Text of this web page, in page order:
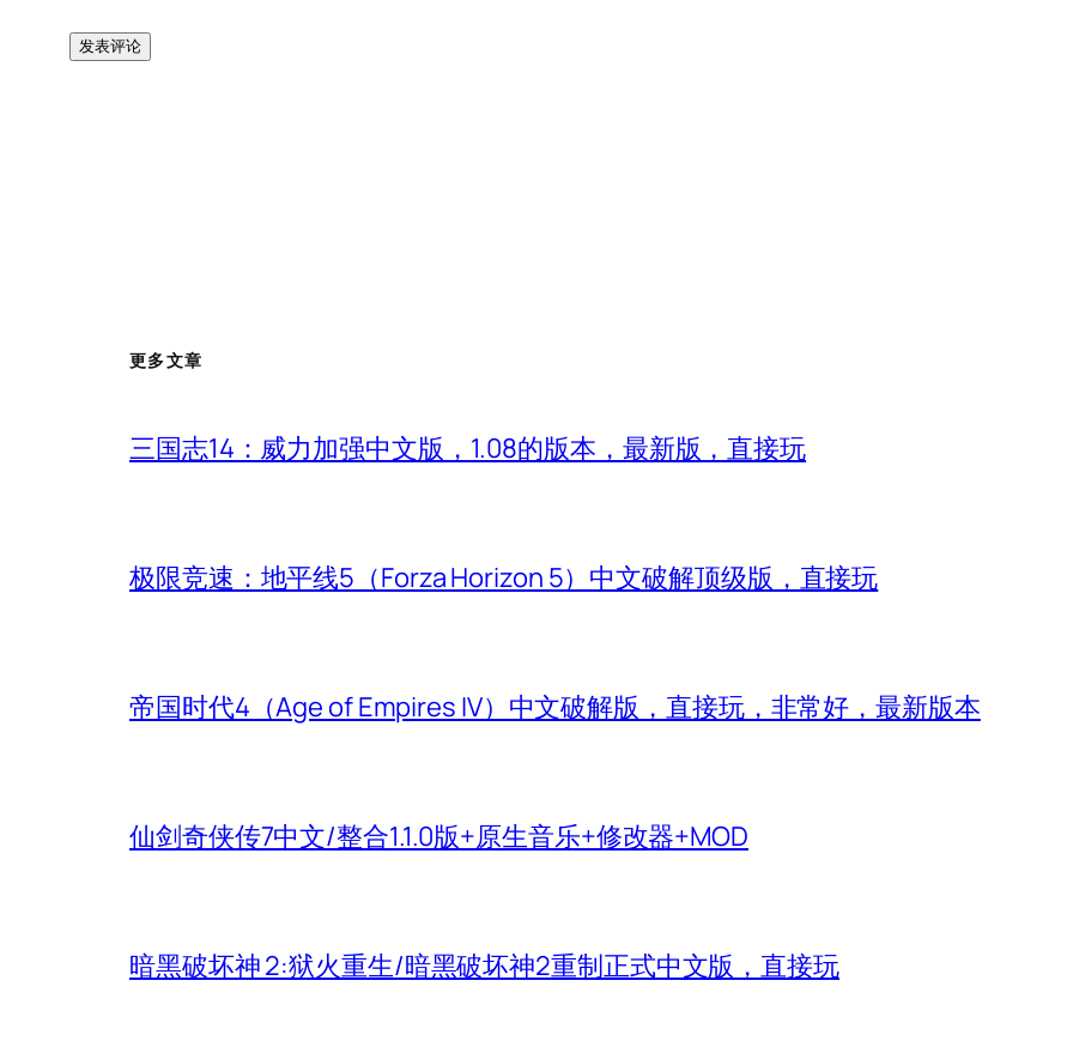
更多文章
三国志14：威力加强中文版，1.08的版本，最新版，直接玩
极限竞速：地平线5（Forza Horizon 5）中文破解顶级版，直接玩
帝国时代4（Age of Empires IV）中文破解版，直接玩，非常好，最新版本
仙剑奇侠传7中文/整合1.1.0版+原生音乐+修改器+MOD
暗黑破坏神 2:狱火重生/暗黑破坏神2重制正式中文版，直接玩